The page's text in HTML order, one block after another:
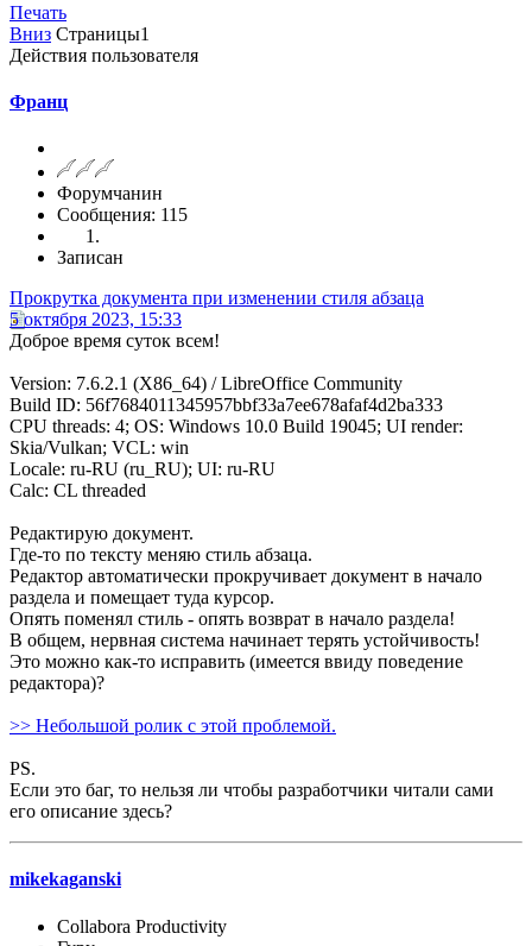
Печать
Вниз Страницы1
Действия пользователя
Франц
Форумчанин
Сообщения: 115
Записан
Прокрутка документа при изменении стиля абзаца
5 октября 2023, 15:33
Доброе время суток всем!
Version: 7.6.2.1 (X86_64) / LibreOffice Community
Build ID: 56f7684011345957bbf33a7ee678afaf4d2ba333
CPU threads: 4; OS: Windows 10.0 Build 19045; UI render:
Skia/Vulkan; VCL: win
Locale: ru-RU (ru_RU); UI: ru-RU
Calc: CL threaded
Редактирую документ.
Где-то по тексту меняю стиль абзаца.
Редактор автоматически прокручивает документ в начало
раздела и помещает туда курсор.
Опять поменял стиль - опять возврат в начало раздела!
В общем, нервная система начинает терять устойчивость!
Это можно как-то исправить (имеется ввиду поведение
редактора)?
>> Небольшой ролик с этой проблемой.
PS.
Если это баг, то нельзя ли чтобы разработчики читали сами
его описание здесь?
mikekaganski
Collabora Productivity